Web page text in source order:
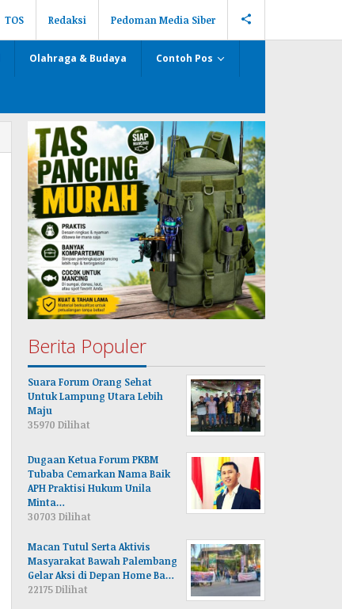
TOS Redaksi Pedoman Media Siber
Olahraga & Budaya Contoh Pos
Berita Populer
Suara Forum Orang Sehat
Untuk Lampung Utara Lebih
Maju
35970 Dilihat
Dugaan Ketua Forum PKBM
Tubaba Cemarkan Nama Baik
APH Praktisi Hukum Unila
Minta…
30703 Dilihat
Macan Tutul Serta Aktivis
Masyarakat Bawah Palembang
Gelar Aksi di Depan Home Ba…
22175 Dilihat